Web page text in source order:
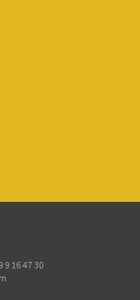
16 47 30